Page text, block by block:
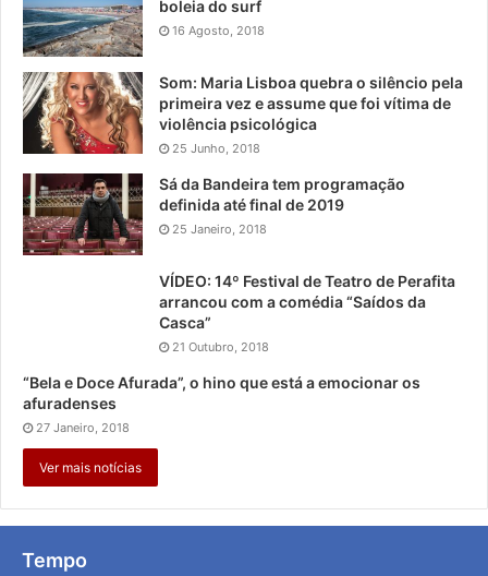
boleia do surf
16 Agosto, 2018
Som: Maria Lisboa quebra o silêncio pela
primeira vez e assume que foi vítima de
violência psicológica
25 Junho, 2018
Sá da Bandeira tem programação
definida até final de 2019
25 Janeiro, 2018
VÍDEO: 14º Festival de Teatro de Perafita
arrancou com a comédia “Saídos da
Casca”
21 Outubro, 2018
“Bela e Doce Afurada”, o hino que está a emocionar os
afuradenses
27 Janeiro, 2018
Ver mais notícias
Tempo